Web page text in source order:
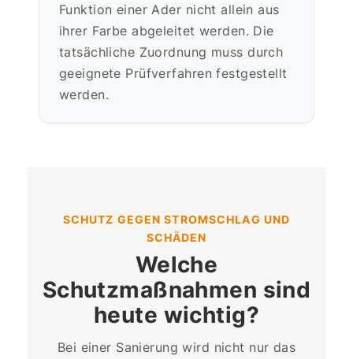
Funktion einer Ader nicht allein aus
ihrer Farbe abgeleitet werden. Die
tatsächliche Zuordnung muss durch
geeignete Prüfverfahren festgestellt
werden.
SCHUTZ GEGEN STROMSCHLAG UND
SCHÄDEN
Welche
Schutzmaßnahmen sind
heute wichtig?
Bei einer Sanierung wird nicht nur das